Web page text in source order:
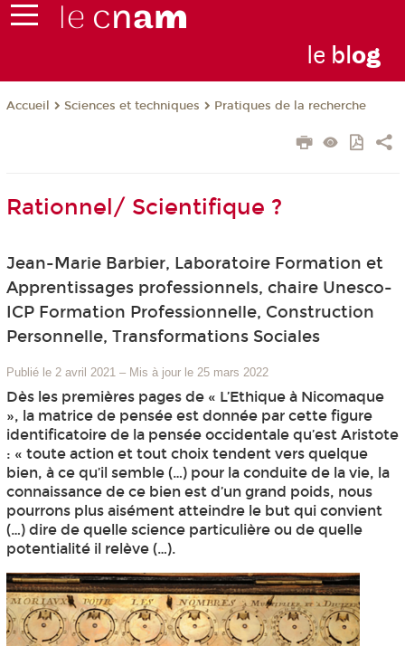
le blog
Accueil Sciences et techniques Pratiques de la recherche
Rationnel/ Scientifique ?
Jean-Marie Barbier, Laboratoire Formation et
Apprentissages professionnels, chaire Unesco-
ICP Formation Professionnelle, Construction
Personnelle, Transformations Sociales
Publié le 2 avril 2021 – Mis à jour le 25 mars 2022
Dès les premières pages de « L’Ethique à Nicomaque
», la matrice de pensée est donnée par cette figure
identificatoire de la pensée occidentale qu’est Aristote
: « toute action et tout choix tendent vers quelque
bien, à ce qu’il semble (…) pour la conduite de la vie, la
connaissance de ce bien est d’un grand poids, nous
pourrons plus aisément atteindre le but qui convient
(…) dire de quelle science particulière ou de quelle
potentialité il relève (…).